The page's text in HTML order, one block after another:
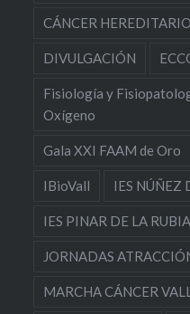
CÁNCER HEREDITARIO
DIVULGACIÓN
Fisiología y
Oxígeno
Gala XXI FAAM de Oro
IBioVall IES NÚÑEZ
IES PINAR DE LA RUBIA
JORNADAS
MARCHA CÁNCER